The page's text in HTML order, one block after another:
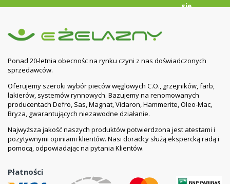
się
Ponad 20-letnia obecnośc na rynku czyni z nas doświadczonych
sprzedawców.
Oferujemy szeroki wybór pieców węglowych C.O., grzejników, farb,
lakierów, systemów rynnowych. Bazujemy na renomowanych
producentach Defro, Sas, Magnat, Vidaron, Hammerite, Oleo-Mac,
Bryza, gwarantujących niezawodne działanie.
Najwyższa jakość naszych produktów potwierdzona jest atestami i
pozytywnymi opiniami klientów. Nasi doradcy służą ekspercką radą i
pomocą, odpowiadając na pytania Klientów.
Płatności